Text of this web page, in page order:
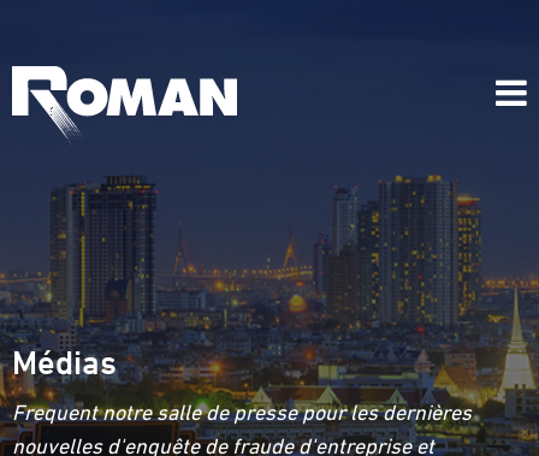
Médias
Frequent notre salle de presse pour les dernières
nouvelles d'enquête de fraude d'entreprise et